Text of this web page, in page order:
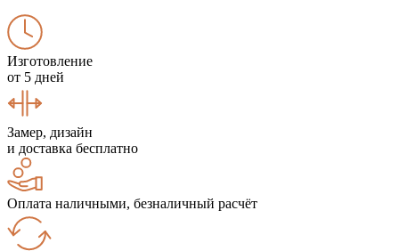
Изготовление
от 5 дней
Замер, дизайн
и доставка бесплатно
Оплата наличными, безналичный расчёт